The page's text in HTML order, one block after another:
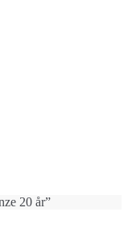
20 år”